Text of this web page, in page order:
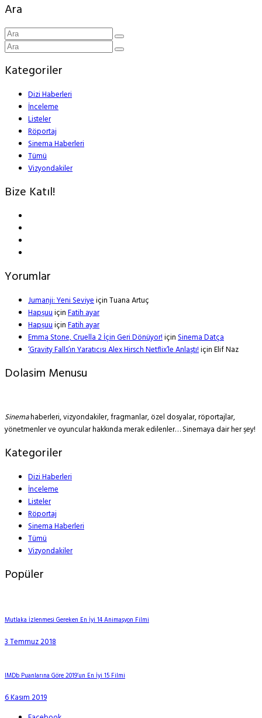
Ara
Kategoriler
Dizi Haberleri
İnceleme
Listeler
Röportaj
Sinema Haberleri
Tümü
Vizyondakiler
Bize Katıl!
Yorumlar
Jumanji: Yeni SeviyeiçinTuana Artuç
HapşuuiçinFatih ayar
HapşuuiçinFatih ayar
Emma Stone, Cruella 2 İçin Geri Dönüyor!içinSinema Datça
‘Gravity Falls’ın Yaratıcısı Alex Hirsch Netflix’le Anlaştı!içinElif Naz
Dolasim Menusu
Sinemahaberleri, vizyondakiler, fragmanlar, özel dosyalar, röportajlar,
yönetmenler ve oyuncular hakkında merak edilenler… Sinemaya dair her şey!
Kategoriler
Dizi Haberleri
İnceleme
Listeler
Röportaj
Sinema Haberleri
Tümü
Vizyondakiler
Popüler
Mutlaka İzlenmesi Gereken En İyi 14 Animasyon Filmi
3 Temmuz 2018
IMDb Puanlarına Göre 2019’un En İyi 15 Filmi
6 Kasım 2019